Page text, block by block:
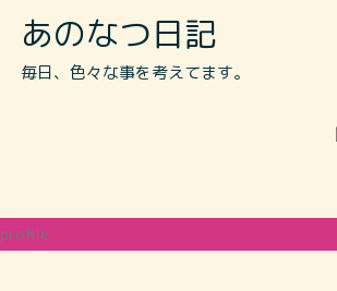
あのなつ日記
毎日、色々な事を考えてます。
profile